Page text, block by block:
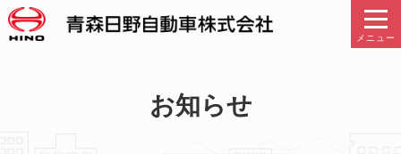
メニュー
お知らせ